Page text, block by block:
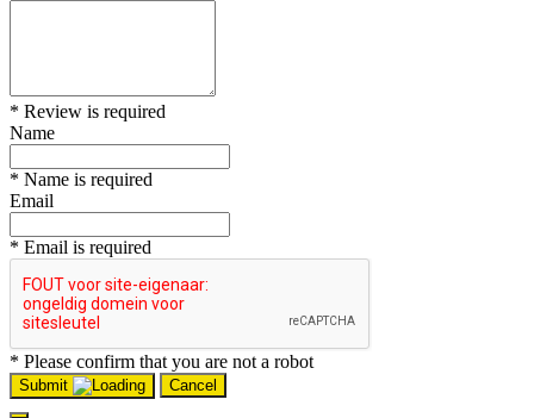
* Review is required
Name
* Name is required
Email
* Email is required
* Please confirm that you are not a robot
Submit Cancel